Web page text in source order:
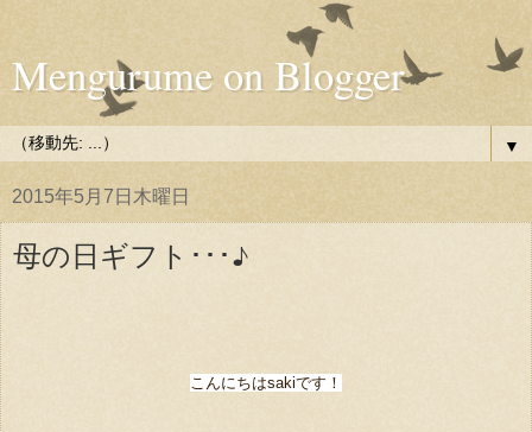
Mengurume on Blogger
▼
2015年5月7日木曜日
母の日ギフト･･･♪
こんにちはsakiです！